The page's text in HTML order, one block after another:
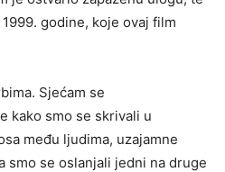
godine, koje ovaj film
Sjećam se
kako smo se skrivali u
među ljudima, uzajamne
smo se oslanjali jedni na druge